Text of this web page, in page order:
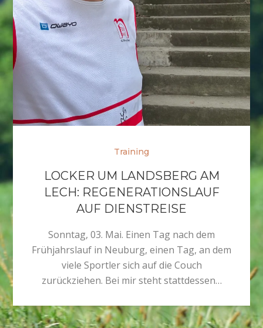
Training
LOCKER UM LANDSBERG AM
LECH: REGENERATIONSLAUF
AUF DIENSTREISE
Sonntag, 03. Mai. Einen Tag nach dem
Frühjahrslauf in Neuburg, einen Tag, an dem
viele Sportler sich auf die Couch
zurückziehen. Bei mir steht stattdessen…